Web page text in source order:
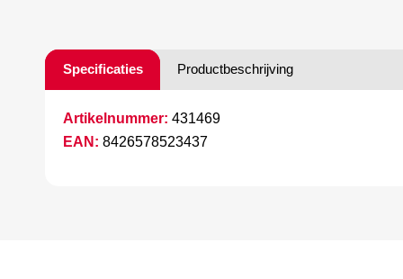
Specificaties Productbeschrijving
Artikelnummer: 431469
EAN: 8426578523437